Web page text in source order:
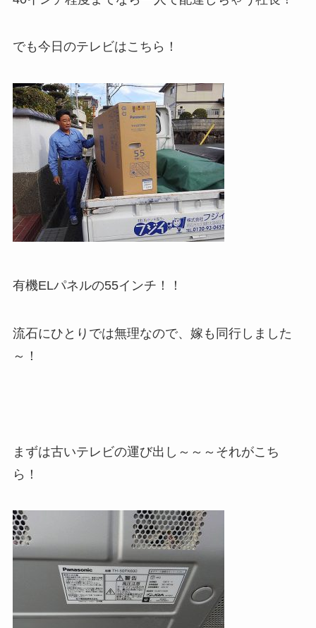
でも今日のテレビはこちら！
有機ELパネルの55インチ！！
流石にひとりでは無理なので、嫁も同行しました
～！
まずは古いテレビの運び出し～～～それがこち
ら！